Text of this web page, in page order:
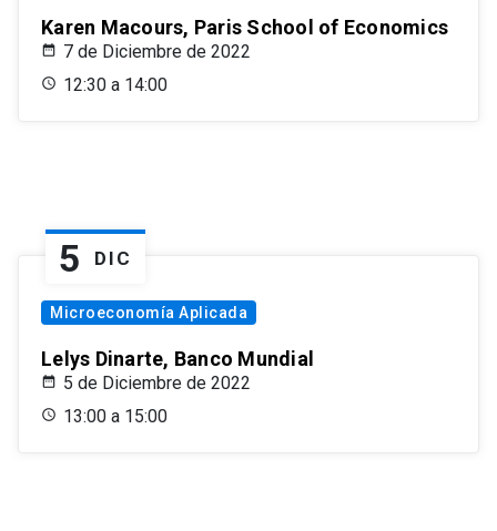
Karen Macours, Paris School of Economics
7 de Diciembre de 2022
12:30 a 14:00
5 DIC
Microeconomía Aplicada
Lelys Dinarte, Banco Mundial
5 de Diciembre de 2022
13:00 a 15:00